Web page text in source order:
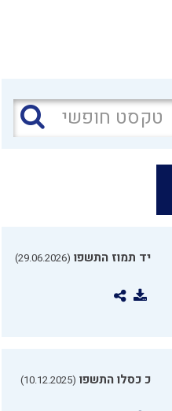
יד תמוז התשפו (29.06.2026)
כ כסלו התשפו (10.12.2025)